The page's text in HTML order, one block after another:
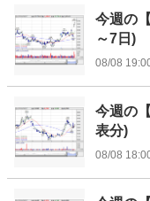
今週の
～7日)
08/08
今週の
表分)
08/08